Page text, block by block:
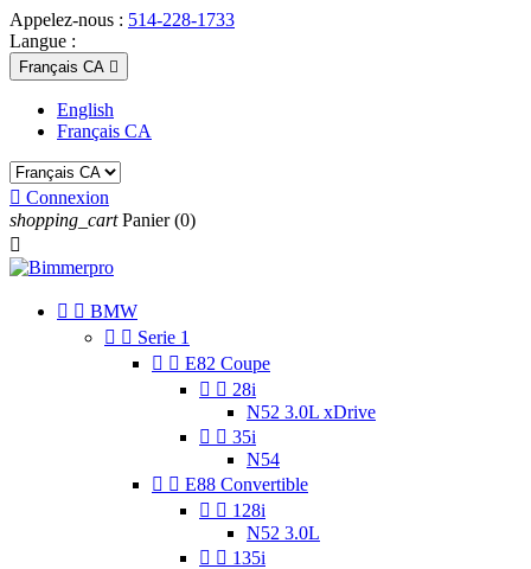
Appelez-nous : 514-228-1733
Langue :
Français CA 
English
Français CA
 Connexion
shopping_cart Panier (0)

  BMW
  Serie 1
  E82 Coupe
  28i
N52 3.0L xDrive
  35i
N54
  E88 Convertible
  128i
N52 3.0L
  135i